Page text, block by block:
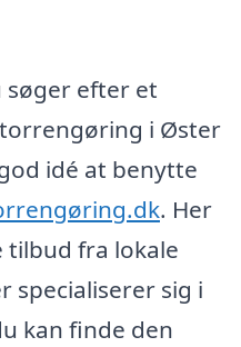
søger efter et
i Øster
idé at benytte
. Her
tilbud fra lokale
specialiserer sig i
kan finde den